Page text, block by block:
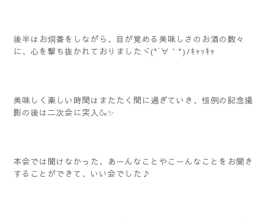
後半はお燗番をしながら、目が覚める美味しさのお酒の数々
に、心を撃ち抜かれておりましたヾ(*´∀｀*)ﾉｷｬｯｷｬ
美味しく楽しい時間はまたたく間に過ぎていき、恒例の記念撮
影の後は二次会に突入🍶✨️
本会では聞けなかった、あーんなことやこーんなことをお聞き
することができて、いい会でした♪